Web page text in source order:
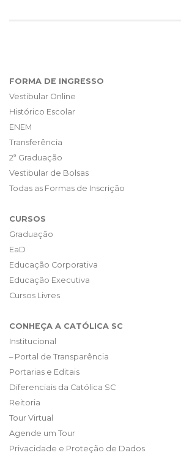
FORMA DE INGRESSO
Vestibular Online
Histórico Escolar
ENEM
Transferência
2ª Graduação
Vestibular de Bolsas
Todas as Formas de Inscrição
CURSOS
Graduação
EaD
Educação Corporativa
Educação Executiva
Cursos Livres
CONHEÇA A CATÓLICA SC
Institucional
– Portal de Transparência
Portarias e Editais
Diferenciais da Católica SC
Reitoria
Tour Virtual
Agende um Tour
Privacidade e Proteção de Dados